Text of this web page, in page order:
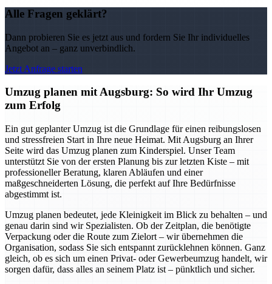
Alle Fragen geklärt?
Dann probieren Sie es jetzt aus und fordern Sie Ihr individuelles
Angebot an – ganz unverbindlich.
Jetzt Anfrage starten
Umzug planen mit Augsburg: So wird Ihr Umzug
zum Erfolg
Ein gut geplanter Umzug ist die Grundlage für einen reibungslosen
und stressfreien Start in Ihre neue Heimat. Mit Augsburg an Ihrer
Seite wird das Umzug planen zum Kinderspiel. Unser Team
unterstützt Sie von der ersten Planung bis zur letzten Kiste – mit
professioneller Beratung, klaren Abläufen und einer
maßgeschneiderten Lösung, die perfekt auf Ihre Bedürfnisse
abgestimmt ist.
Umzug planen bedeutet, jede Kleinigkeit im Blick zu behalten – und
genau darin sind wir Spezialisten. Ob der Zeitplan, die benötigte
Verpackung oder die Route zum Zielort – wir übernehmen die
Organisation, sodass Sie sich entspannt zurücklehnen können. Ganz
gleich, ob es sich um einen Privat- oder Gewerbeumzug handelt, wir
sorgen dafür, dass alles an seinem Platz ist – pünktlich und sicher.